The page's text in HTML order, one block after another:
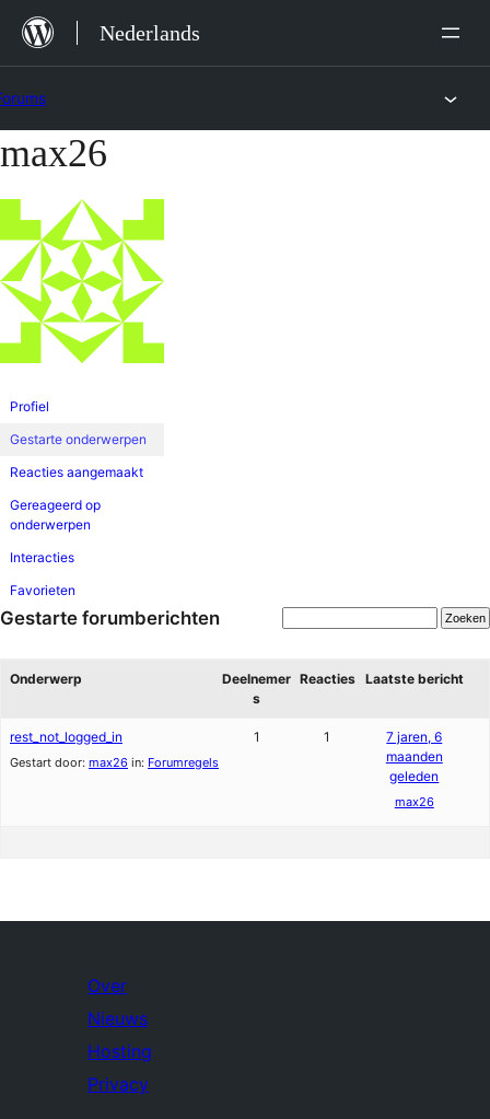
naar
Nederlands
Ga
inhoud
max26
Profiel
Gestarte onderwerpen
Reacties aangemaakt
Gereageerd op
onderwerpen
Interacties
Favorieten
Gestarte forumberichten
Onderwerp
Deelnemer
s
Reacties Laatste bericht
rest_not_logged_in
Gestart door: max26 in: Forumregels
1 1
7 jaren, 6
maanden
geleden
max26
Over
Nieuws
Hosting
Privacy